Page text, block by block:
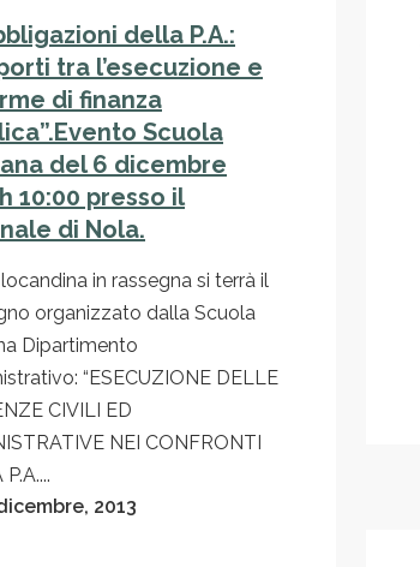
della P.A.:
tra l’esecuzione e
di finanza
Scuola
del 6 dicembre
10:00 presso il
di Nola.
in rassegna si terrà il
organizzato dalla Scuola
Dipartimento
“ESECUZIONE DELLE
CIVILI ED
NEI CONFRONTI
2013